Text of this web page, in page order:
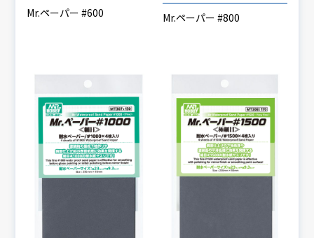
Mr.ペーパー #600 Mr.ペーパー #800